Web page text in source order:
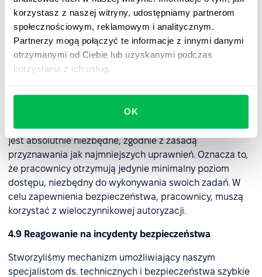
korzystasz z naszej witryny, udostępniamy partnerom
społecznościowym, reklamowym i analitycznym.
Partnerzy mogą połączyć te informacje z innymi danymi
otrzymanymi od Ciebie lub uzyskanymi podczas
korzystania z ich usług.
OK
identyfikacji, rozwiązania i minimalizowania skutków
incydentów bezpieczeństwa. Dzięki temu podejściu
skutecznie zarządzamy zagrożeniami, naruszeniami i
innymi problemami związanymi z bezpieczeństwem
informacji.
Dostęp do sieci produkcyjnej PeopleForce jest
ograniczony do osób, którym udostępnienie informacji
jest absolutnie niezbędne, zgodnie z zasadą
przyznawania jak najmniejszych uprawnień. Oznacza to,
że pracownicy otrzymują jedynie minimalny poziom
dostępu, niezbędny do wykonywania swoich zadań. W
celu zapewnienia bezpieczeństwa, pracownicy, muszą
korzystać z wieloczynnikowej autoryzacji.
4.9 Reagowanie na incydenty bezpieczeństwa
Stworzyliśmy mechanizm umożliwiający naszym
specjalistom ds. technicznych i bezpieczeństwa szybkie